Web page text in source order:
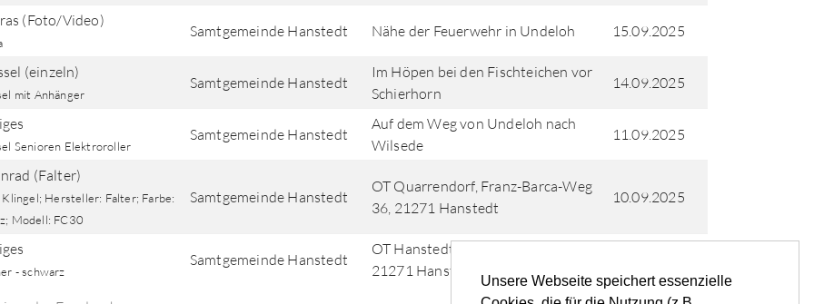
Unsere Webseite speichert essenzielle
(Foto/Video)
Samtgemeinde Hanstedt Nähe der Feuerwehr in Undeloh 15.09.2025
(einzeln)
mit Anhänger
Samtgemeinde Hanstedt
Im Höpen bei den Fischteichen vor
Schierhorn
14.09.2025
Senioren Elektroroller
Samtgemeinde Hanstedt
Auf dem Weg von Undeloh nach
Wilsede
11.09.2025
(Falter)
Hersteller: Falter; Farbe:
Modell: FC30
Samtgemeinde Hanstedt
OT Quarrendorf, Franz-Barca-Weg
36, 21271 Hanstedt
10.09.2025
- schwarz
Samtgemeinde Hanstedt
OT Hanstedt, Schloßstraße 31,
21271 Hanstedt